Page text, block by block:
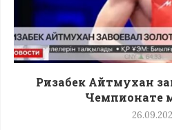
Ризабек Айтмухан
Чемпионате